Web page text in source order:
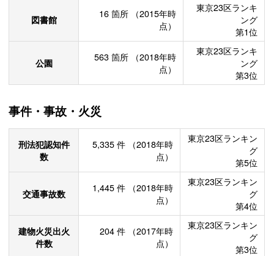
図書館 16 箇所
（2015年時
点）
東京23区ランキ
ング
第1位
公園 563 箇所
（2018年時
点）
東京23区ランキ
ング
第3位
事件・事故・火災
刑法犯認知件
数
5,335 件
（2018年時
点）
東京23区ランキン
グ
第5位
交通事故数 1,445 件
（2018年時
点）
東京23区ランキン
グ
第4位
建物火災出火
件数
204 件
（2017年時
点）
東京23区ランキン
グ
第3位